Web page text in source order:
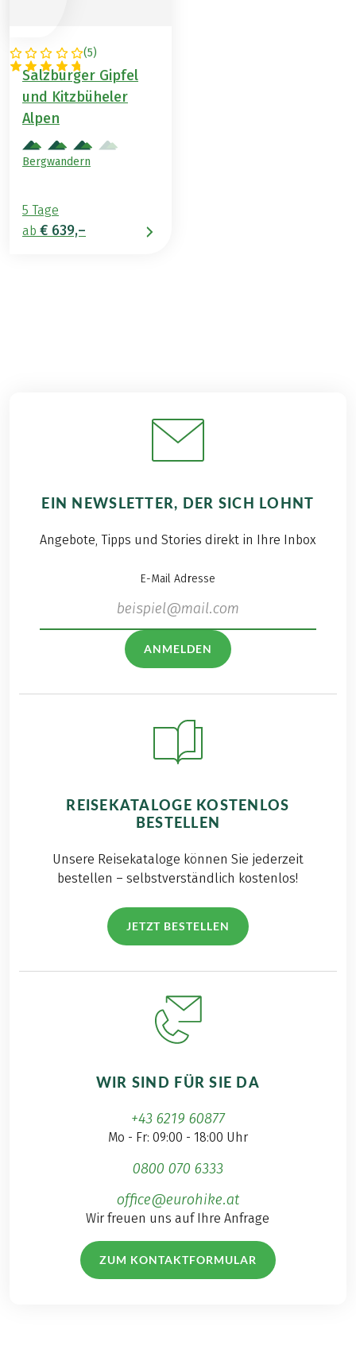
(5)
ÖSTERREICH
Salzburger Gipfel
und Kitzbüheler
Alpen
Bergwandern
5 Tage
ab € 639,–
EIN NEWSLETTER, DER SICH LOHNT
Angebote, Tipps und Stories direkt in Ihre Inbox
E-Mail Adresse
ANMELDEN
REISEKATALOGE KOSTENLOS
BESTELLEN
Unsere Reisekataloge können Sie jederzeit
bestellen – selbstverständlich kostenlos!
JETZT BESTELLEN
WIR SIND FÜR SIE DA
+43 6219 60877
Mo - Fr: 09:00 - 18:00 Uhr
0800 070 6333
office@eurohike.at
Wir freuen uns auf Ihre Anfrage
ZUM KONTAKTFORMULAR